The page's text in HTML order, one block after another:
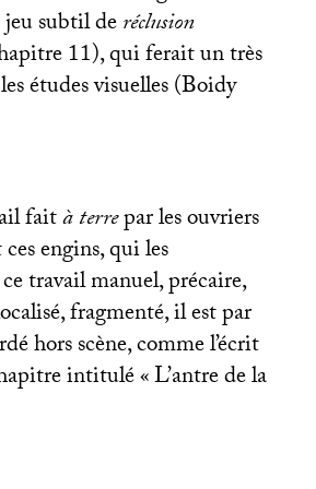
subtil deréclusion
11), qui ferait un très
études visuelles (Boidy
faità terrepar les ouvriers
engins, qui les
travail manuel, précaire,
fragmenté, il est par
hors scène, comme l’écrit
intitulé «L’antre de la